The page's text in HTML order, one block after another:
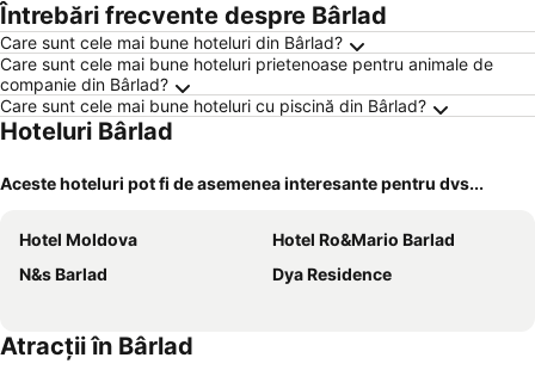
Întrebări frecvente despre Bârlad
Care sunt cele mai bune hoteluri din Bârlad?
Care sunt cele mai bune hoteluri prietenoase pentru animale de
companie din Bârlad?
Care sunt cele mai bune hoteluri cu piscină din Bârlad?
Hoteluri Bârlad
Aceste hoteluri pot fi de asemenea interesante pentru dvs...
Hotel Moldova
Hotel Ro&Mario Barlad
N&s Barlad
Dya Residence
Atracții în Bârlad